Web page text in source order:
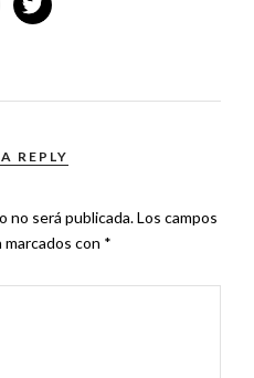
REPLY
no será publicada.Los campos
con *